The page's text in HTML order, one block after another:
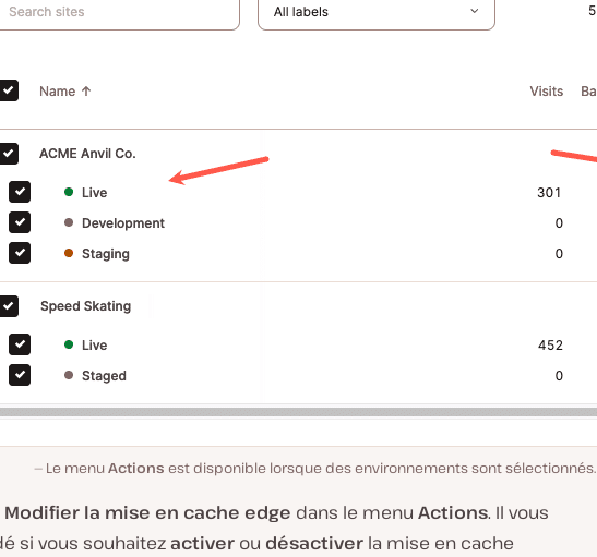
Le menuActions est disponible lorsque des environnements sont sélectionnés.
Modifier la mise en cache edge dans le menu Actions. Il vous
si vous souhaitezactiver ou désactiver la mise en cache